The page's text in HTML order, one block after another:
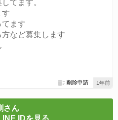
てます。
す
ます
など募集します
1年前
削除申請
さん
IDを見る